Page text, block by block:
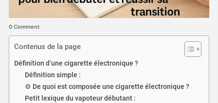
0 Comment
Contenus de la page
Définition d’une cigarette électronique ?
Définition simple :
⚙️ De quoi est composée une cigarette électronique ?
Petit lexique du vapoteur débutant :